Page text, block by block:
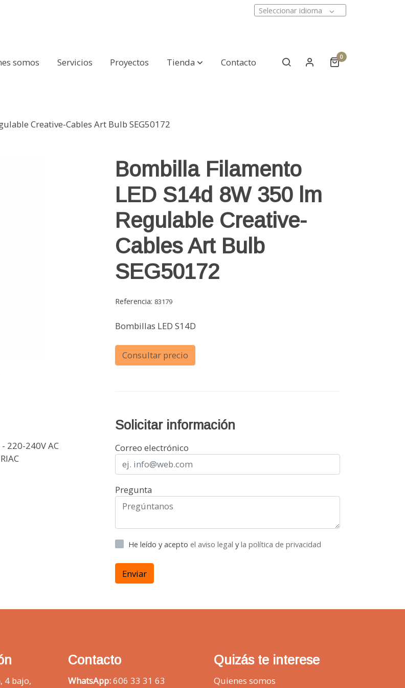
Seleccionar idioma
somos Servicios Proyectos Tienda Contacto 0
Creative-Cables Art Bulb SEG50172
220-240V AC
Bombilla Filamento
LED S14d 8W 350 lm
Regulable Creative-
Cables Art Bulb
SEG50172
Referencia: 83179
Bombillas LED S14D
Consultar precio
Solicitar información
Correo electrónico
Pregunta
He leído y acepto el aviso legal yla política de privacidad
Enviar
4 bajo,
Contacto
WhatsApp:606 33 31 63
Quizás te interese
Quienes somos